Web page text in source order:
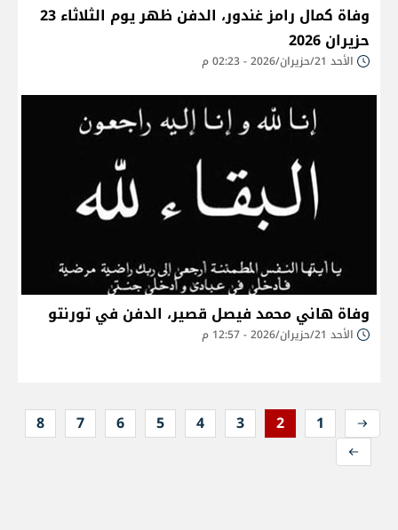
وفاة كمال رامز غندور، الدفن ظهر يوم الثلاثاء 23
حزيران 2026
الأحد 21/حزيران/2026 - 02:23 م
وفاة هاني محمد فيصل قصير، الدفن في تورنتو
الأحد 21/حزيران/2026 - 12:57 م
1
2
3
4
5
6
7
8